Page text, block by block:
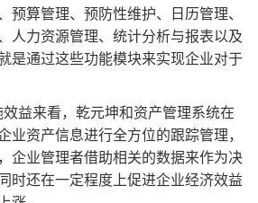
预算管理、预防性维护、日历管理、
人力资源管理、统计分析与报表以及
是通过这些功能模块来实现企业对于
益来看，乾元坤和资产管理系统在
业资产信息进行全方位的跟踪管理，
企业管理者借助相关的数据来作为决
时还在一定程度上促进企业经济效益